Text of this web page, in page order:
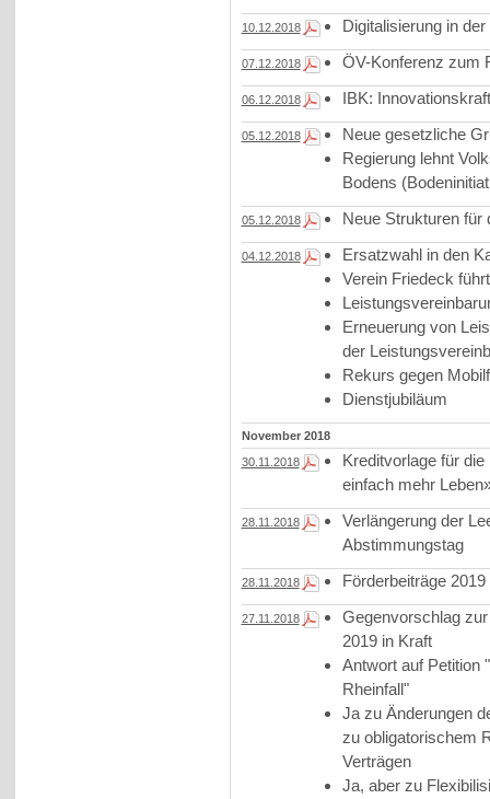
10.12.2018 Digitalisierung in
07.12.2018 ÖV-Konferenz zum
06.12.2018 IBK:
05.12.2018
Neue gesetzliche
Regierung lehnt
Bodens
05.12.2018 Neue Strukturen für
04.12.2018
Ersatzwahl in den
Verein Friedeck
Erneuerung von
der
Rekurs gegen
Dienstjubiläum
November 2018
30.11.2018
Kreditvorlage für
einfach mehr
28.11.2018
Verlängerung der
Abstimmungstag
28.11.2018 Förderbeiträge
27.11.2018
Gegenvorschlag
2019 in Kraft
Antwort auf Petition
Rheinfall"
Ja zu Änderungen
zu obligatorischem
Verträgen
Ja, aber zu